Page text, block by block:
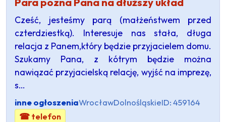
Cześć, jesteśmy parą (małżeństwem przed
czterdziestką). Interesuje nas stała, długa
relacja z Panem,który będzie przyjacielem domu.
Szukamy Pana, z kótrym będzie można
nawiązać przyjacielską relację, wyjść na imprezę,
s…
inne ogłoszeniaWrocławDolnośląskieID: 459164
☎ telefon